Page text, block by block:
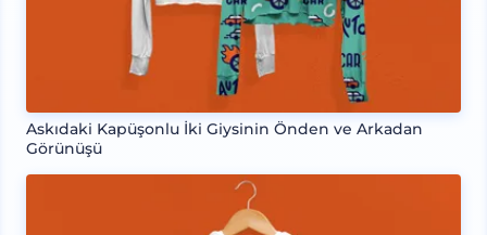
Askıdaki Kapüşonlu İki Giysinin Önden ve Arkadan
Görünüşü